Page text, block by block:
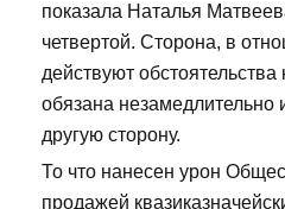
показала Наталья
четвертой. Сторона, в
действуют
обязана
другую сторону.
То что нанесен урон
продажей